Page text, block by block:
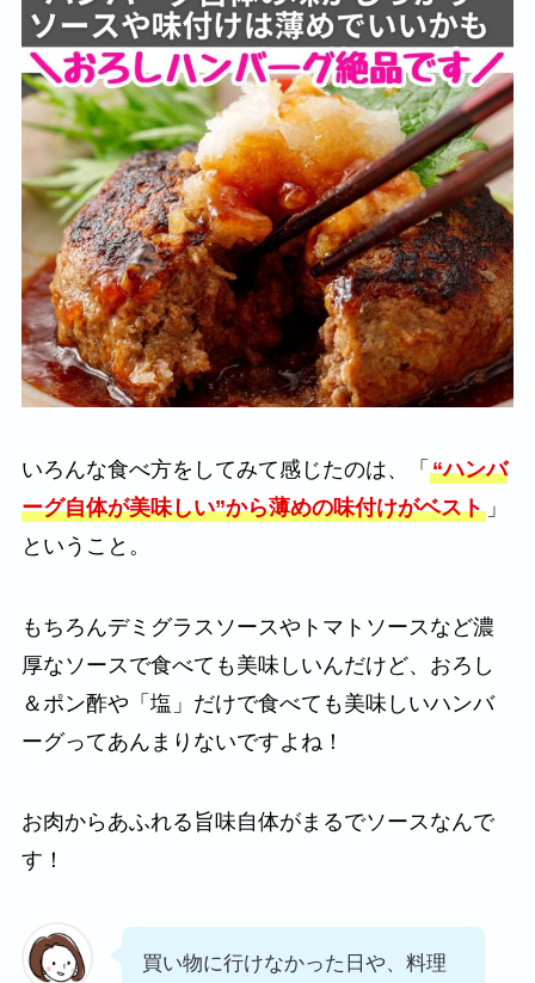
いろんな食べ方をしてみて感じたのは、「 “ハンバ
ーグ自体が美味しい”から薄めの味付けがベスト」
ということ。
もちろんデミグラスソースやトマトソースなど濃
厚なソースで食べても美味しいんだけど、おろし
＆ポン酢や「塩」だけで食べても美味しいハンバ
ーグってあんまりないですよね！
お肉からあふれる旨味自体がまるでソースなんで
す！
買い物に行けなかった日や、料理